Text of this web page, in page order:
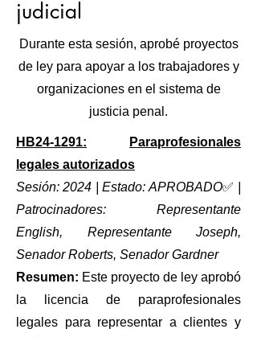
judicial
Durante esta sesión, aprobé proyectos
de ley para apoyar a los trabajadores y
organizaciones en el sistema de
justicia penal.
HB24-1291:
Paraprofesionales
legales autorizados
Sesión: 2024 | Estado: APROBADO✅
Patrocinadores: Representante
English, Representante Joseph,
Senador Roberts, Senador Gardner
Resumen: Este proyecto de ley aprobó
la licencia de paraprofesionales
legales para representar a clientes y